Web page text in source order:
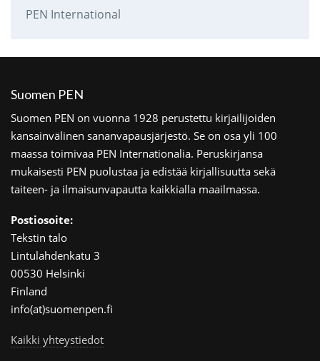
PEN International
Suomen PEN
Suomen PEN on vuonna 1928 perustettu kirjailijoiden
kansainvälinen sananvapausjärjestö. Se on osa yli 100
maassa toimivaa PEN Internationalia. Peruskirjansa
mukaisesti PEN puolustaa ja edistää kirjallisuutta sekä
taiteen- ja ilmaisunvapautta kaikkialla maailmassa.
Postiosoite:
Tekstin talo
Lintulahdenkatu 3
00530 Helsinki
Finland
info(at)suomenpen.fi
Kaikki yhteystiedot